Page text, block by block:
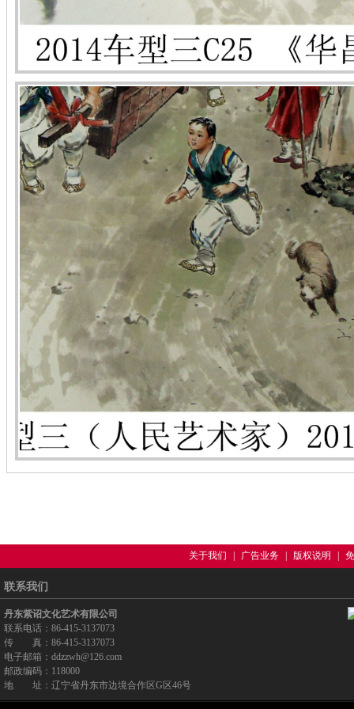
关于我们 广告业务 版权说明
联系我们
丹东紫诏文化艺术有限公司
联系电话：86-415-3137073
传 真：86-415-3137073
电子邮箱：ddzzwh@126.com
邮政编码：118000
地 址：辽宁省丹东市边境合作区G区46号